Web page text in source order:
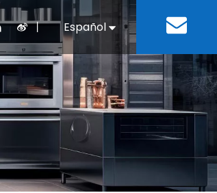
Equipos de refrigeración
Equipo para lavar platos
Residencias de
Descargar
丨 Español
English